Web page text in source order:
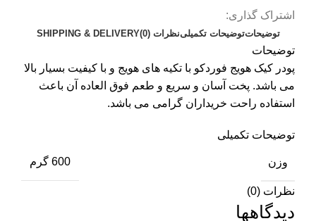
اشتراک گذاری:
توضیحاتتوضیحات تکمیلینظرات (0) SHIPPING & DELIVERY
توضیحات
پودر کیک هویج فوردکو با تکیه های هویج و با کیفیت بسیار بالا
می باشد. پخت آسان و سریع و طعم فوق العاده آن باعث
استفاده راحت خریداران گرامی می باشد.
توضیحات تکمیلی
وزن 600 گرم
نظرات (0)
دیدگاهها